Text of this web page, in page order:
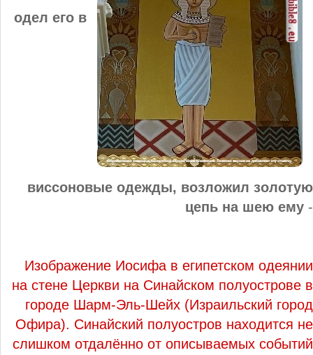
одел его в
виссоновые одежды, возложил золотую
цепь на шею ему -
Изображение Иосифа в египетском одеянии
на стене Церкви на Синайском полуострове в
городе Шарм-Эль-Шейх (Израильский город
Офира). Синайский полуостров находится не
слишком отдалённо от описываемых событий